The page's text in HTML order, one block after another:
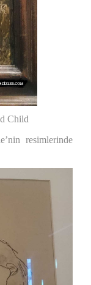
Child
resimlerinde